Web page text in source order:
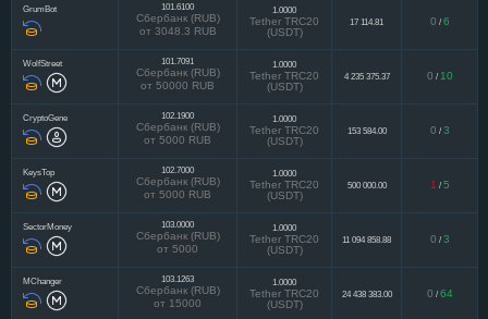
GrumBot 101.6100
Сбербанк (RUB)
от 3048.3 RUB
1.0000
Tether TRC20
(USDT)
17 114.81 0 / 6
WolfStreet 101.7091
Сбербанк (RUB)
от 50000 RUB
1.0000
Tether TRC20
(USDT)
4 235 375.37 0 / 10
CryptoGene 102.1900
Сбербанк (RUB)
от 5000 RUB
1.0000
Tether TRC20
(USDT)
153 584.00 0 / 3
KeysTop 102.7000
Сбербанк (RUB)
от 5000 RUB
1.0000
Tether TRC20
(USDT)
500 000.00 1 / 5
SectorMoney 103.0000
Сбербанк (RUB)
от 5000
1.0000
Tether TRC20
(USDT)
11 094 858.88 0 / 3
MChanger 103.1263
Сбербанк (RUB)
от 15000
1.0000
Tether TRC20
(USDT)
24 438 383.00 0 / 64